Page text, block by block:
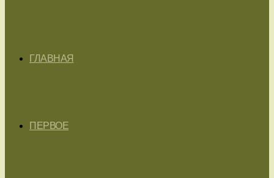
ГЛАВНАЯ
ПЕРВОЕ